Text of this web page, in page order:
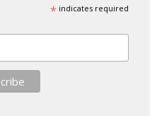
*indicates required